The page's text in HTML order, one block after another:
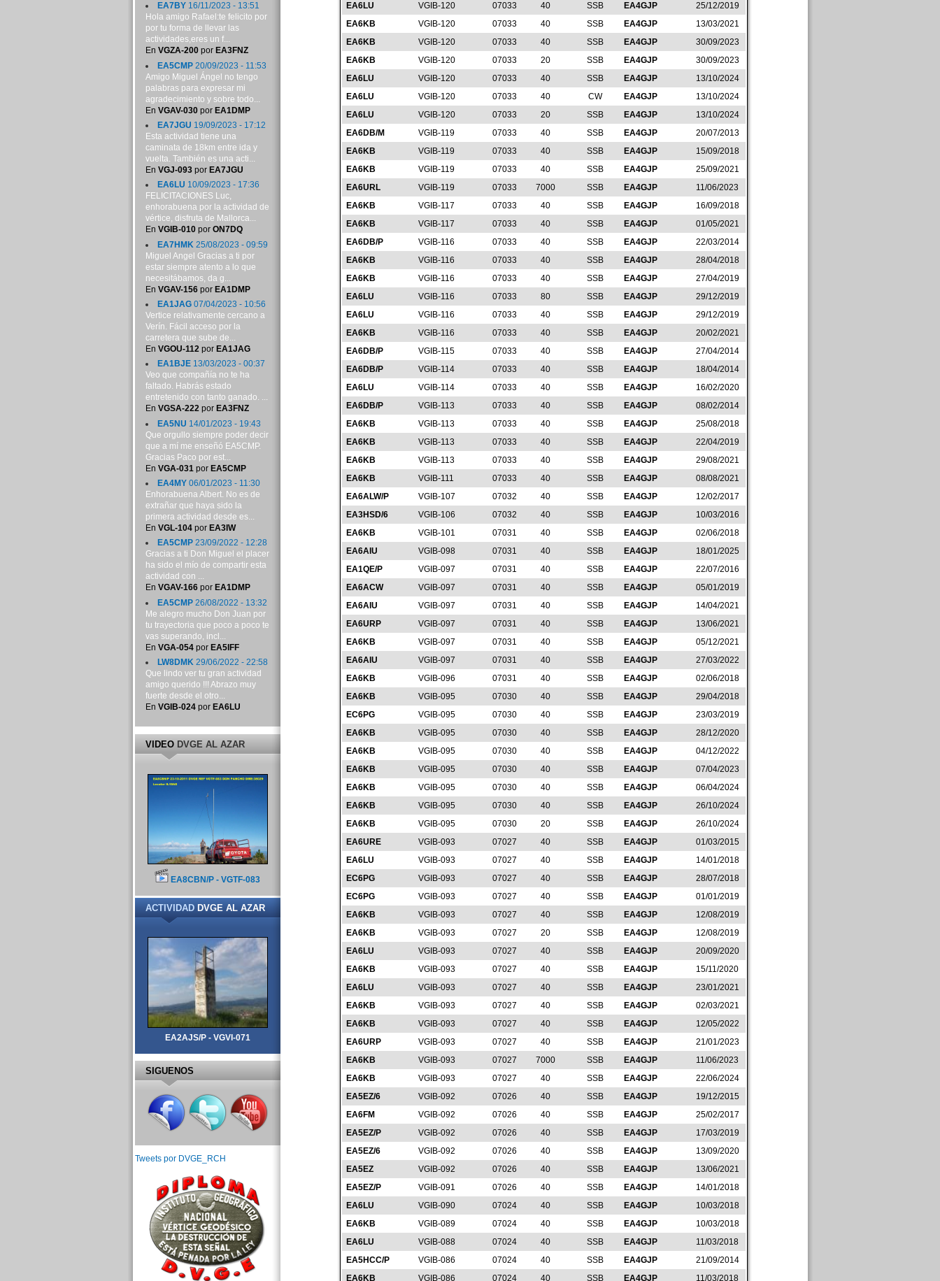
EA6LU
VGIB-120 07033 40 SSB EA4GJP
25/12/2019
EA6KB
VGIB-120 07033 40 SSB EA4GJP
13/03/2021
EA6KB
VGIB-120 07033 40 SSB EA4GJP
30/09/2023
EA6KB
VGIB-120 07033 20 SSB EA4GJP
30/09/2023
EA6LU
VGIB-120 07033 40 SSB EA4GJP
13/10/2024
EA6LU
VGIB-120 07033 40 CW EA4GJP
13/10/2024
EA6LU
VGIB-120 07033 20 SSB EA4GJP
13/10/2024
EA6DB/M
VGIB-119 07033 40 SSB EA4GJP
20/07/2013
EA6KB
VGIB-119 07033 40 SSB EA4GJP
15/09/2018
EA6KB
VGIB-119 07033 40 SSB EA4GJP
25/09/2021
EA6URL
VGIB-119 07033 7000 SSB EA4GJP
11/06/2023
EA6KB
VGIB-117 07033 40 SSB EA4GJP
16/09/2018
EA6KB
VGIB-117 07033 40 SSB EA4GJP
01/05/2021
EA6DB/P
VGIB-116 07033 40 SSB EA4GJP
22/03/2014
EA6KB
VGIB-116 07033 40 SSB EA4GJP
28/04/2018
EA6KB
VGIB-116 07033 40 SSB EA4GJP
27/04/2019
EA6LU
VGIB-116 07033 80 SSB EA4GJP
29/12/2019
EA6LU
VGIB-116 07033 40 SSB EA4GJP
29/12/2019
EA6KB
VGIB-116 07033 40 SSB EA4GJP
20/02/2021
EA6DB/P
VGIB-115 07033 40 SSB EA4GJP
27/04/2014
EA6DB/P
VGIB-114 07033 40 SSB EA4GJP
18/04/2014
EA6LU
VGIB-114 07033 40 SSB EA4GJP
16/02/2020
EA6DB/P
VGIB-113 07033 40 SSB EA4GJP
08/02/2014
EA6KB
VGIB-113 07033 40 SSB EA4GJP
25/08/2018
EA6KB
VGIB-113 07033 40 SSB EA4GJP
22/04/2019
EA6KB
VGIB-113 07033 40 SSB EA4GJP
29/08/2021
EA6KB
VGIB-111 07033 40 SSB EA4GJP
08/08/2021
EA6ALW/P
VGIB-107 07032 40 SSB EA4GJP
12/02/2017
EA3HSD/6
VGIB-106 07032 40 SSB EA4GJP
10/03/2016
EA6KB
VGIB-101 07031 40 SSB EA4GJP
02/06/2018
EA6AIU
VGIB-098 07031 40 SSB EA4GJP
18/01/2025
EA1QE/P
VGIB-097 07031 40 SSB EA4GJP
22/07/2016
EA6ACW
VGIB-097 07031 40 SSB EA4GJP
05/01/2019
EA6AIU
VGIB-097 07031 40 SSB EA4GJP
14/04/2021
EA6URP
VGIB-097 07031 40 SSB EA4GJP
13/06/2021
EA6KB
VGIB-097 07031 40 SSB EA4GJP
05/12/2021
EA6AIU
VGIB-097 07031 40 SSB EA4GJP
27/03/2022
EA6KB
VGIB-096 07031 40 SSB EA4GJP
02/06/2018
EA6KB
VGIB-095 07030 40 SSB EA4GJP
29/04/2018
EC6PG
VGIB-095 07030 40 SSB EA4GJP
23/03/2019
EA6KB
VGIB-095 07030 40 SSB EA4GJP
28/12/2020
EA6KB
VGIB-095 07030 40 SSB EA4GJP
04/12/2022
EA6KB
VGIB-095 07030 40 SSB EA4GJP
07/04/2023
EA6KB
VGIB-095 07030 40 SSB EA4GJP
06/04/2024
EA6KB
VGIB-095 07030 40 SSB EA4GJP
26/10/2024
EA6KB
VGIB-095 07030 20 SSB EA4GJP
26/10/2024
EA6URE
VGIB-093 07027 40 SSB EA4GJP
01/03/2015
EA6LU
VGIB-093 07027 40 SSB EA4GJP
14/01/2018
EC6PG
VGIB-093 07027 40 SSB EA4GJP
28/07/2018
EC6PG
VGIB-093 07027 40 SSB EA4GJP
01/01/2019
EA6KB
VGIB-093 07027 40 SSB EA4GJP
12/08/2019
EA6KB
VGIB-093 07027 20 SSB EA4GJP
12/08/2019
EA6LU
VGIB-093 07027 40 SSB EA4GJP
20/09/2020
EA6KB
VGIB-093 07027 40 SSB EA4GJP
15/11/2020
EA6LU
VGIB-093 07027 40 SSB EA4GJP
23/01/2021
EA6KB
VGIB-093 07027 40 SSB EA4GJP
02/03/2021
EA6KB
VGIB-093 07027 40 SSB EA4GJP
12/05/2022
EA6URP
VGIB-093 07027 40 SSB EA4GJP
21/01/2023
EA6KB
VGIB-093 07027 7000 SSB EA4GJP
11/06/2023
EA6KB
VGIB-093 07027 40 SSB EA4GJP
22/06/2024
EA5EZ/6
VGIB-092 07026 40 SSB EA4GJP
19/12/2015
EA6FM
VGIB-092 07026 40 SSB EA4GJP
25/02/2017
EA5EZ/P
VGIB-092 07026 40 SSB EA4GJP
17/03/2019
EA5EZ/6
VGIB-092 07026 40 SSB EA4GJP
13/09/2020
EA5EZ
VGIB-092 07026 40 SSB EA4GJP
13/06/2021
EA5EZ/P
VGIB-091 07026 40 SSB EA4GJP
14/01/2018
EA6LU
VGIB-090 07024 40 SSB EA4GJP
10/03/2018
EA6KB
VGIB-089 07024 40 SSB EA4GJP
10/03/2018
EA6LU
VGIB-088 07024 40 SSB EA4GJP
11/03/2018
EA5HCC/P
VGIB-086 07024 40 SSB EA4GJP
21/09/2014
EA6KB
VGIB-086 07024 40 SSB EA4GJP 11/03/2018
EA7BY16/11/2023 - 13:51
Hola amigo Rafael:te felicito por
por tu forma de llevar las
actividades,eres un f...
En VGZA-200por EA3FNZ
EA5CMP20/09/2023 - 11:53
Amigo Miguel Ángel no tengo
palabras para expresar mi
agradecimiento y sobre todo...
En VGAV-030por EA1DMP
EA7JGU 19/09/2023 - 17:12
Esta actividad tiene una
caminata de 18km entre ida y
vuelta. También es una acti...
En VGJ-093por EA7JGU
EA6LU 10/09/2023 - 17:36
FELICITACIONES Luc,
enhorabuena por la actividad de
vértice, disfruta de Mallorca...
En VGIB-010por ON7DQ
EA7HMK 25/08/2023 - 09:59
Miguel Angel Gracias a ti por
estar siempre atento a lo que
necesitábamos, da g...
En VGAV-156por EA1DMP
EA1JAG07/04/2023 - 10:56
Vertice relativamente cercano a
Verín. Fácil acceso por la
carretera que sube de...
En VGOU-112por EA1JAG
EA1BJE13/03/2023 - 00:37
Veo que compañía no te ha
faltado. Habrás estado
entretenido con tanto ganado. ...
En VGSA-222por EA3FNZ
EA5NU 14/01/2023 - 19:43
Que orgullo siempre poder decir
que a mí me enseñó EA5CMP.
Gracias Paco por est...
En VGA-031 por EA5CMP
EA4MY06/01/2023 - 11:30
Enhorabuena Albert. No es de
extrañar que haya sido la
primera actividad desde es...
En VGL-104por EA3IW
EA5CMP23/09/2022 - 12:28
Gracias a ti Don Miguel el placer
ha sido el mío de compartir esta
actividad con ...
En VGAV-166por EA1DMP
EA5CMP26/08/2022 - 13:32
Me alegro mucho Don Juan por
tu trayectoria que poco a poco te
vas superando, incl...
En VGA-054por EA5IFF
LW8DMK29/06/2022 - 22:58
Que lindo ver tu gran actividad
amigo querido !!! Abrazo muy
fuerte desde el otro...
En VGIB-024por EA6LU
VIDEODVGE AL AZAR
EA8CBN/P - VGTF-083
ACTIVIDADDVGE AL AZAR
EA2AJS/P - VGVI-071
SIGUENOS
Tweets por DVGE_RCH